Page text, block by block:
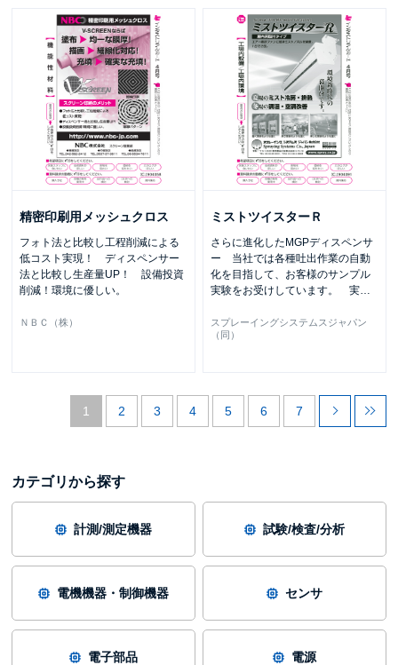
精密印刷用メッシュクロス
フォト法と比較し工程削減による
低コスト実現！ ディスペンサー
法と比較し生産量UP！ 設備投資
削減！環境に優しい。
ＮＢＣ（株）
ミストツイスターＲ
さらに進化したMGPディスペンサ
ー 当社では各種吐出作業の自動
化を目指して、お客様のサンプル
実験をお受けしています。 実…
スプレーイングシステムスジャパン
（同）
1 2 3 4 5 6 7
カテゴリから探す
計測/測定機器 試験/検査/分析
電機機器・制御機器 センサ
電子部品 電源